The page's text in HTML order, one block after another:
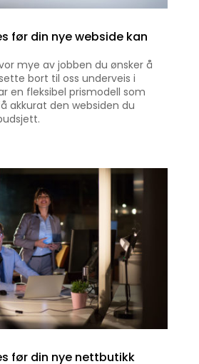
før din nye webside kan
mye av jobben du ønsker å
bort til oss underveis i
en fleksibel prismodell som
akkurat den websiden du
før din nye nettbutikk